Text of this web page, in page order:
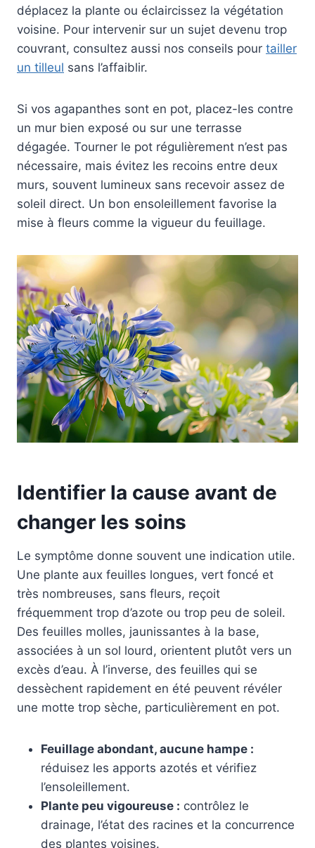
déplacez la plante ou éclaircissez la végétation
voisine. Pour intervenir sur un sujet devenu trop
couvrant, consultez aussi nos conseils pour tailler
un tilleul sans l’affaiblir.
Si vos agapanthes sont en pot, placez-les contre
un mur bien exposé ou sur une terrasse
dégagée. Tourner le pot régulièrement n’est pas
nécessaire, mais évitez les recoins entre deux
murs, souvent lumineux sans recevoir assez de
soleil direct. Un bon ensoleillement favorise la
mise à fleurs comme la vigueur du feuillage.
Identifier la cause avant de
changer les soins
Le symptôme donne souvent une indication utile.
Une plante aux feuilles longues, vert foncé et
très nombreuses, sans fleurs, reçoit
fréquemment trop d’azote ou trop peu de soleil.
Des feuilles molles, jaunissantes à la base,
associées à un sol lourd, orientent plutôt vers un
excès d’eau. À l’inverse, des feuilles qui se
dessèchent rapidement en été peuvent révéler
une motte trop sèche, particulièrement en pot.
Feuillage abondant, aucune hampe :
réduisez les apports azotés et vérifiez
l’ensoleillement.
Plante peu vigoureuse : contrôlez le
drainage, l’état des racines et la concurrence
des plantes voisines.